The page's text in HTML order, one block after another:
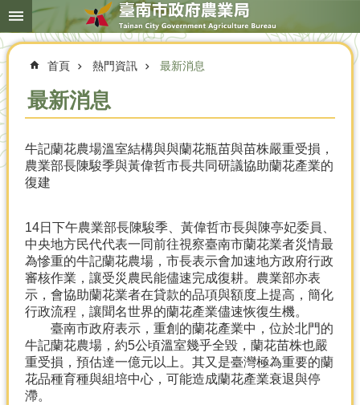
跳到主要內容區塊
搜
尋
進
本
局
簡
概
況
優
農
產
熱
首頁 熱門資訊 最新消息
最新消息
牛記蘭花農場溫室結構與與蘭花瓶苗與苗株嚴重受損，
農業部長陳駿季與黃偉哲市長共同研議協助蘭花產業的
復建
14日下午農業部長陳駿季、黃偉哲市長與陳亭妃委員、
中央地方民代代表一同前往視察臺南市蘭花業者災情最
為慘重的牛記蘭花農場，市長表示會加速地方政府行政
審核作業，讓受災農民能儘速完成復耕。農業部亦表
示，會協助蘭花業者在貸款的品項與額度上提高，簡化
行政流程，讓聞名世界的蘭花產業儘速恢復生機。
臺南市政府表示，重創的蘭花產業中，位於北門的
牛記蘭花農場，約5公頃溫室幾乎全毀，蘭花苗株也嚴
重受損，預估達一億元以上。其又是臺灣極為重要的蘭
花品種育種與組培中心，可能造成蘭花產業衰退與停
滯。